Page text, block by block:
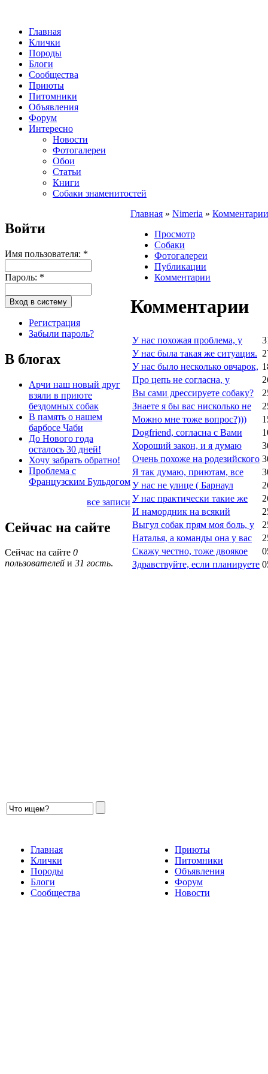
Главная
Клички
Породы
Блоги
Сообщества
Приюты
Питомники
Объявления
Форум
Интересно
Новости
Фотогалереи
Обои
Статьи
Книги
Собаки знаменитостей
Войти
Имя пользователя: *
Пароль: *
Регистрация
Забыли пароль?
В блогах
Арчи наш новый друг
взяли в приюте
бездомных собак
В память о нашем
барбосе Чаби
До Нового года
осталось 30 дней!
Хочу забрать обратно!
Проблема с
Французским Бульдогом
все записи
Сейчас на сайте
Сейчас на сайте 0
пользователей и 31 гость.
Главная » Nimeria » Комментарии
Просмотр
Собаки
Фотогалереи
Публикации
Комментарии
Комментарии
У нас похожая проблема, у
У нас была такая же ситуация.
У нас было несколько овчарок,
Про цепь не согласна, у
Вы сами дрессируете собаку?
Знаете я бы вас нисколько не
Можно мне тоже вопрос?)))
Dogfriend, согласна с Вами
Хороший закон, и я думаю
Очень похоже на родезийского
Я так думаю, приютам, все
У нас не улице ( Барнаул
У нас практически такие же
И намордник на всякий
Выгул собак прям моя боль, у
Наталья, а команды она у вас
Скажу честно, тоже двоякое
Здравствуйте, если планируете
Главная
Клички
Породы
Блоги
Сообщества
Приюты
Питомники
Объявления
Форум
Новости